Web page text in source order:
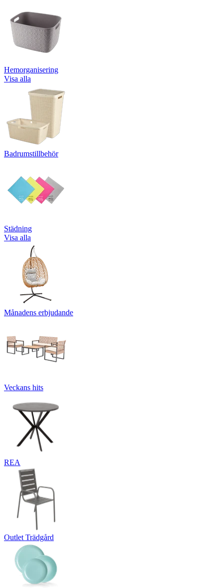
Hemorganisering
Visa alla
Badrumstillbehör
Städning
Visa alla
Månadens erbjudande
Veckans hits
REA
Outlet Trädgård